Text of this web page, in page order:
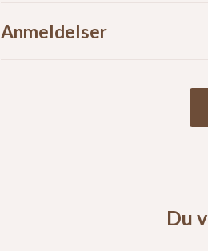
Anmeldelser
Du